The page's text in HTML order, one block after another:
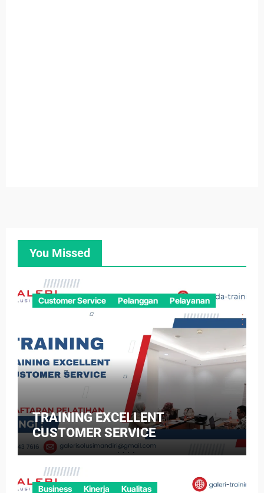
You Missed
Customer Service Pelanggan Pelayanan
TRAINING EXCELLENT
CUSTOMER SERVICE
Business Kinerja Kualitas